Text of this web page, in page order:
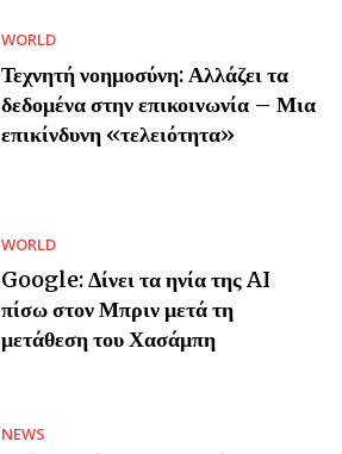
WORLD
Τεχνητή νοημοσύνη: Αλλάζει τα
δεδομένα στην επικοινωνία – Μια
επικίνδυνη «τελειότητα»
WORLD
Google: Δίνει τα ηνία της AI
πίσω στον Μπριν μετά τη
μετάθεση του Χασάμπη
NEWS